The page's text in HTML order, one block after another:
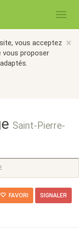
×
vous acceptez
vous proposer
Saint-Pierre-
FAVORI SIGNALER